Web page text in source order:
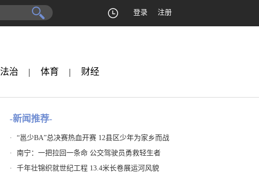
登录 注册
法治 | 体育 | 财经
-新闻推荐-
·
“邕少BA”总决赛热血开赛 12县区少年为家乡而战
·
南宁：一把拉回一条命 公交驾驶员勇救轻生者
·
千年壮锦织就世纪工程 13.4米长卷展运河风貌